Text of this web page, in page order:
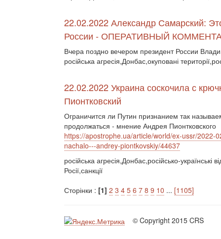
22.02.2022 Александр Самарский:
России - ОПЕРАТИВНЫЙ
Вчера поздно вечером президент России
російська агресія,Донбас,окуповані
22.02.2022 Украина соскочила с
Пионтковский
Ограничится ли Путин признанием так
продолжаться - мнение Андрея Пионтковского
https://apostrophe.ua/article/world/ex-ussr/
nachalo---andrey-piontkovskiy/44637
російська агресія,Донбас,російсько-українські
Росії,санкції
Сторінки : [1] 2 3 4 5 6 7 8 9 10 ... [1105]
© Copyright 2015 CRS